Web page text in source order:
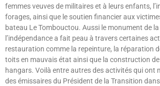
femmes veuves de militaires et à leurs enfants,
forages, ainsi que le soutien financier aux
bateau Le Tombouctou. Aussi le monument de
l’indépendance a fait peau à travers certaines
restauration comme la repeinture, la réparation
toits en mauvais état ainsi que la construction
hangars. Voilà entre autres des activités qui ont
des émissaires du Président de la Transition